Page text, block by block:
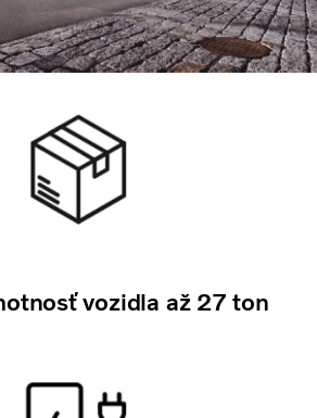
vozidla až 27 ton